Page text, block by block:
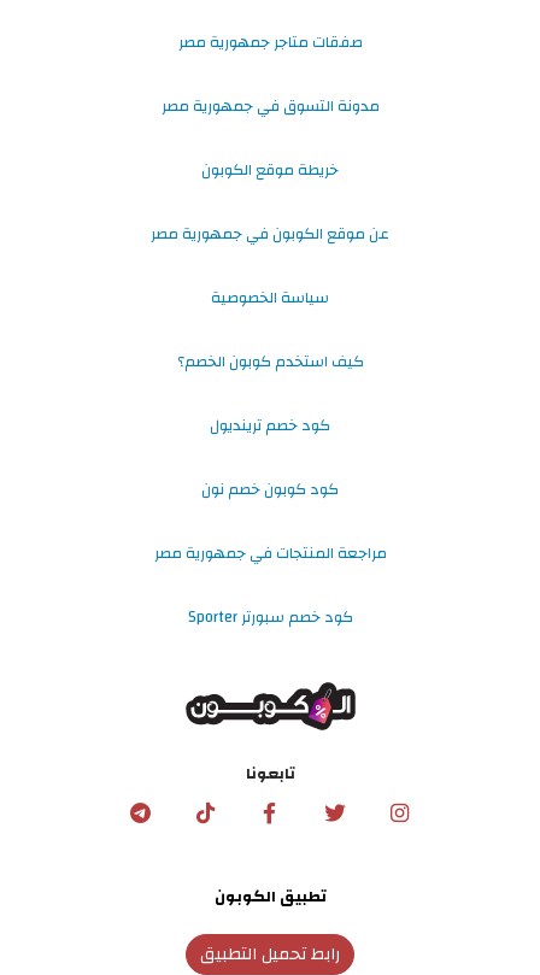
صفقات متاجر جمهورية مصر
مدونة التسوق في جمهورية مصر
خريطة موقع الكوبون
عن موقع الكوبون في جمهورية مصر
سياسة الخصوصية
كيف استخدم كوبون الخصم؟
كود خصم ترينديول
كود كوبون خصم نون
مراجعة المنتجات في جمهورية مصر
كود خصم سبورتر Sporter
تابعونا
تطبيق الكوبون
رابط تحميل التطبيق